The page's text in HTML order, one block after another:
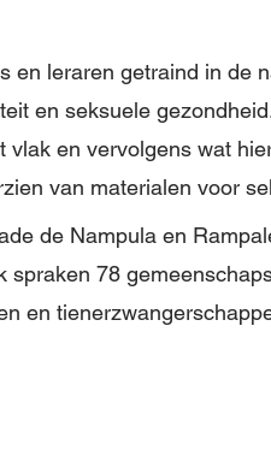
en leraren getraind in de
en seksuele
en vervolgens wat
van materialen voor
de Nampula en
78
en